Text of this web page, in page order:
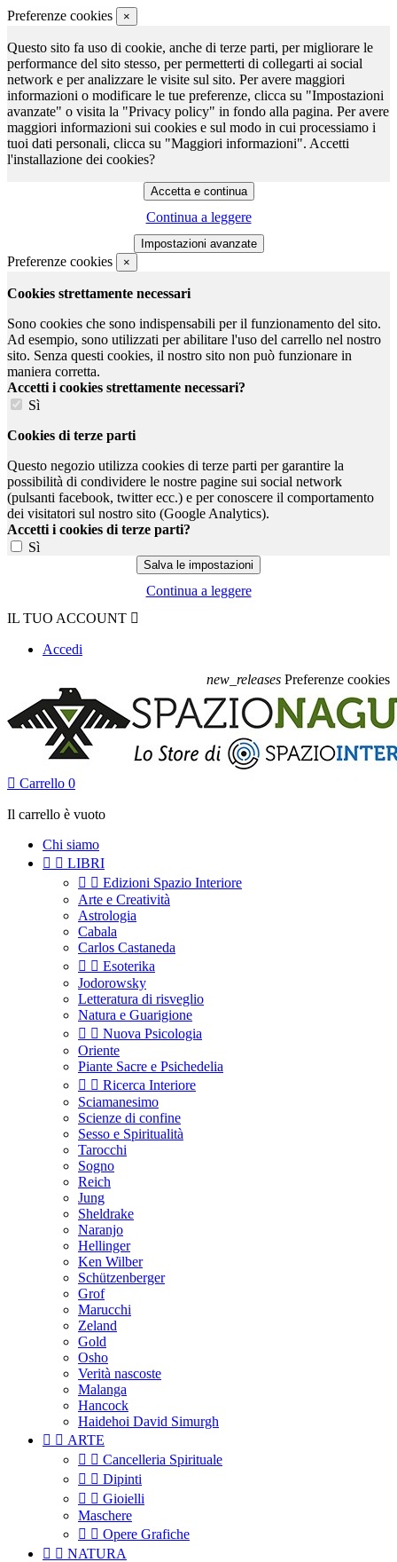
Preferenze cookies ×
Questo sito fa uso di cookie, anche di terze parti, per migliorare le
performance del sito stesso, per permetterti di collegarti ai social
network e per analizzare le visite sul sito. Per avere maggiori
informazioni o modificare le tue preferenze, clicca su "Impostazioni
avanzate" o visita la "Privacy policy" in fondo alla pagina. Per avere
maggiori informazioni sui cookies e sul modo in cui processiamo i
tuoi dati personali, clicca su "Maggiori informazioni". Accetti
l'installazione dei cookies?
Continua a leggere
Preferenze cookies ×
Cookies strettamente necessari
Sono cookies che sono indispensabili per il funzionamento del sito.
Ad esempio, sono utilizzati per abilitare l'uso del carrello nel nostro
sito. Senza questi cookies, il nostro sito non può funzionare in
maniera corretta.
Accetti i cookies strettamente necessari?
Sì
Cookies di terze parti
Questo negozio utilizza cookies di terze parti per garantire la
possibilità di condividere le nostre pagine sui social network
(pulsanti facebook, twitter ecc.) e per conoscere il comportamento
dei visitatori sul nostro sito (Google Analytics).
Accetti i cookies di terze parti?
Sì
Continua a leggere
IL TUO ACCOUNT 
Accedi
new_releases Preferenze cookies
 Carrello 0
Il carrello è vuoto
Chi siamo
  LIBRI
  Edizioni Spazio Interiore
Arte e Creatività
Astrologia
Cabala
Carlos Castaneda
  Esoterika
Jodorowsky
Letteratura di risveglio
Natura e Guarigione
  Nuova Psicologia
Oriente
Piante Sacre e Psichedelia
  Ricerca Interiore
Sciamanesimo
Scienze di confine
Sesso e Spiritualità
Tarocchi
Sogno
Reich
Jung
Sheldrake
Naranjo
Hellinger
Ken Wilber
Schützenberger
Grof
Marucchi
Zeland
Gold
Osho
Verità nascoste
Malanga
Hancock
Haidehoi David Simurgh
  ARTE
  Cancelleria Spirituale
  Dipinti
  Gioielli
Maschere
  Opere Grafiche
  NATURA